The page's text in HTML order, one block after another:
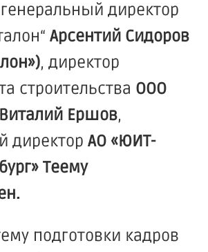
генеральный директор
Арсентий Сидоров
»), директор
строительства ООО
Виталий Ершов,
директор АО «ЮИТ-
Теему
подготовки кадров